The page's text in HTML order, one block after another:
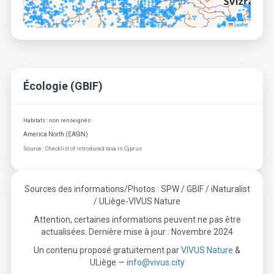
Leaflet
Écologie (GBIF)
Habitats : non renseignés
America North (EASIN)
Source : Checklist of introduced taxa in Cyprus
Sources des informations/Photos : SPW / GBIF / iNaturalist
/ ULiège-VIVUS Nature
Attention, certaines informations peuvent ne pas être
actualisées. Dernière mise à jour : Novembre 2024
Un contenu proposé gratuitement parVIVUS Nature &
ULiège — info@vivus.city